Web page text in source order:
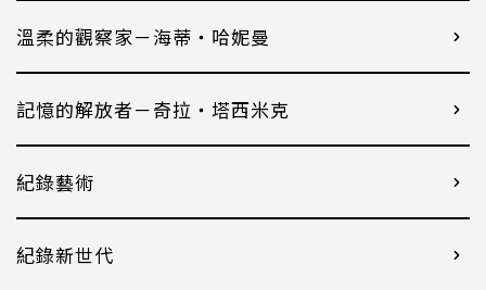
溫柔的觀察家－海蒂・哈妮曼
記憶的解放者－奇拉・塔西米克
紀錄藝術
紀錄新世代